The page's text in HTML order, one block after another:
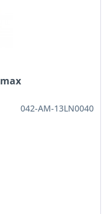
042-AM-13LN0040